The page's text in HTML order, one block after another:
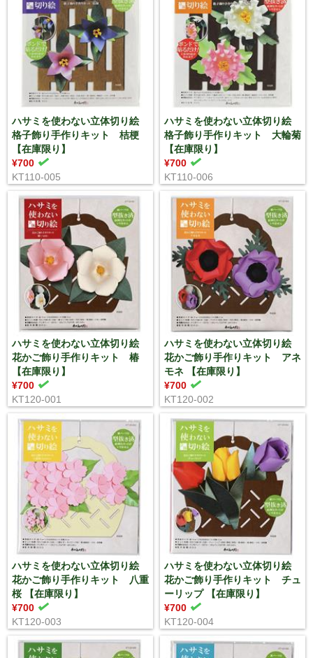
ハサミを使わない立体切り絵
格子飾り手作りキット 桔梗
【在庫限り】
¥700
KT110-005
ハサミを使わない立体切り絵
格子飾り手作りキット 大輪菊
【在庫限り】
¥700
KT110-006
ハサミを使わない立体切り絵
花かご飾り手作りキット 椿
【在庫限り】
¥700
KT120-001
ハサミを使わない立体切り絵
花かご飾り手作りキット アネ
モネ 【在庫限り】
¥700
KT120-002
ハサミを使わない立体切り絵
花かご飾り手作りキット 八重
桜 【在庫限り】
¥700
KT120-003
ハサミを使わない立体切り絵
花かご飾り手作りキット チュ
ーリップ 【在庫限り】
¥700
KT120-004